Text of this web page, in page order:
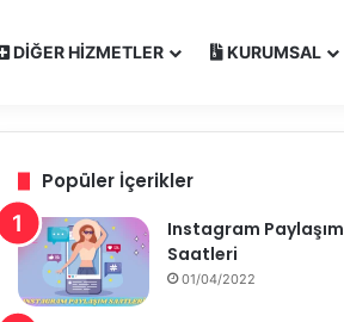
DIĞER HIZMETLER KURUMSAL
Popüler İçerikler
Instagram Paylaşım
Saatleri
01/04/2022